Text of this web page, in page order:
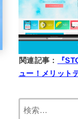
関連記事：
『
ュー！メリット